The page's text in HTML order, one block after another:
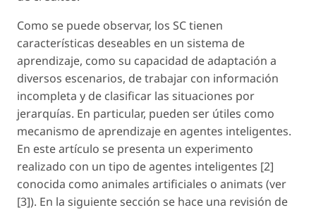
Como se puede observar, los SC tienen
características deseables en un sistema de
aprendizaje, como su capacidad de adaptación a
diversos escenarios, de trabajar con información
incompleta y de clasificar las situaciones por
jerarquías. En particular, pueden ser útiles como
mecanismo de aprendizaje en agentes inteligentes.
En este artículo se presenta un experimento
realizado con un tipo de agentes inteligentes [2]
conocida como animales artificiales o animats (ver
[3]). En la siguiente sección se hace una revisión de